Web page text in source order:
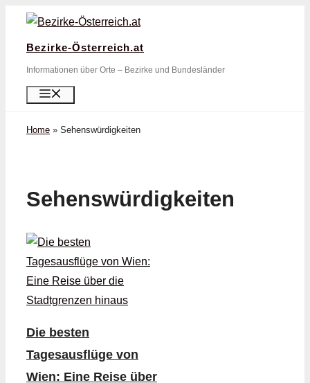
Zum
springen
Bezirke-Österreich.at
Informationen über Orte – Bezirke und Bundesländer
Home » Sehenswürdigkeiten
Sehenswürdigkeiten
Die besten
Tagesausflüge von
Wien: Eine Reise über